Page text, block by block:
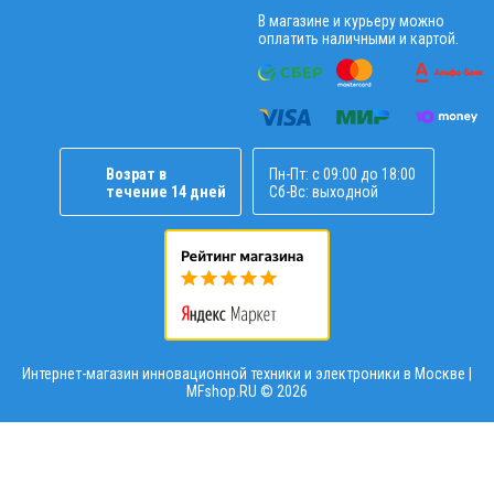
В магазине и курьеру можно
оплатить наличными и картой.
Возрат в
течение 14 дней
Пн-Пт: с 09:00 до 18:00
Сб-Вс: выходной
Интернет-магазин инновационной техники и электроники в Москве |
MFshop.RU © 2026